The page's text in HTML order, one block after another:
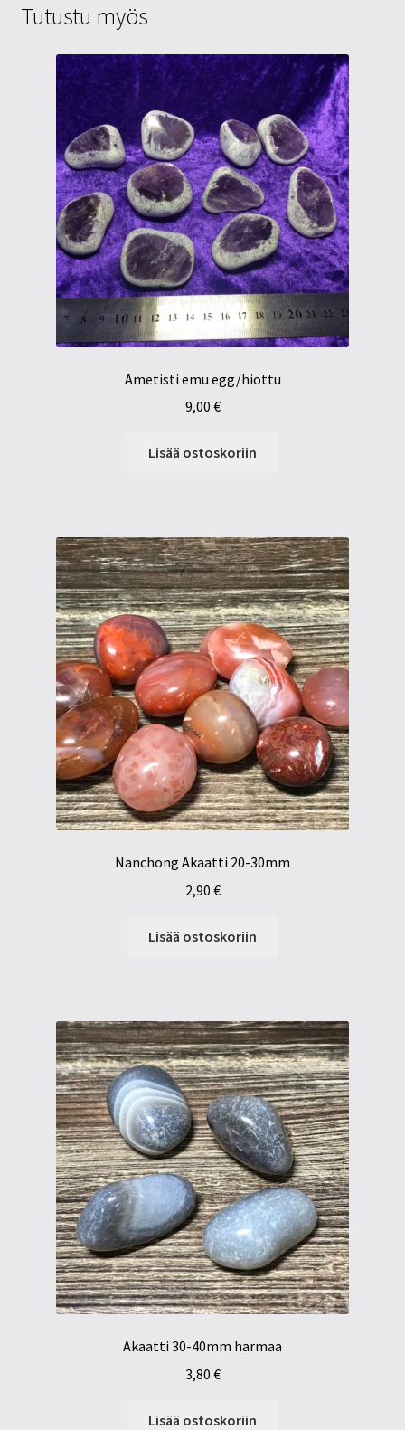
Tutustu myös
Ametisti emu egg/hiottu
9,00 €
Lisää ostoskoriin
Nanchong Akaatti 20-30mm
2,90 €
Lisää ostoskoriin
Akaatti 30-40mm harmaa
3,80 €
Lisää ostoskoriin